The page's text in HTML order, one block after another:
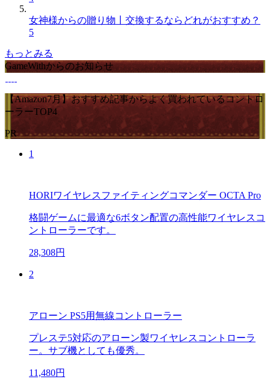
女神様からの贈り物丨交換するならどれがおすすめ？
5
もっとみる
GameWithからのお知らせ
【Amazon7月】おすすめ記事からよく買われているコントロ
ーラーTOP4
PR
1
HORIワイヤレスファイティングコマンダー OCTA Pro
格闘ゲームに最適な6ボタン配置の高性能ワイヤレスコ
ントローラーです。
28,308円
2
アローン PS5用無線コントローラー
プレステ5対応のアローン製ワイヤレスコントローラ
ー。サブ機としても優秀。
11,480円